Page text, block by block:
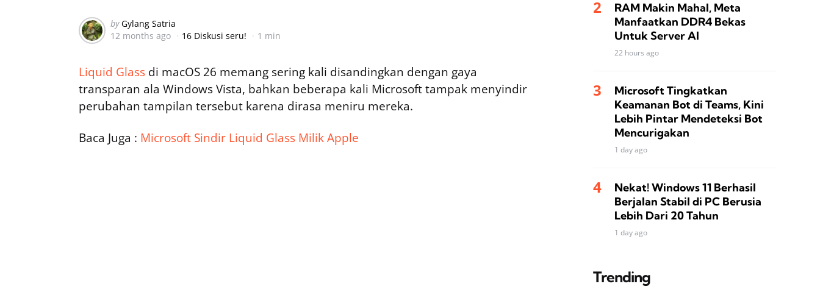
Posted
by
by Gylang Satria
12 months ago
16 Diskusi seru! 1 min
Liquid Glass di macOS 26 memang sering kali disandingkan dengan gaya
transparan ala Windows Vista, bahkan beberapa kali Microsoft tampak menyindir
perubahan tampilan tersebut karena dirasa meniru mereka.
Baca Juga : Microsoft Sindir Liquid Glass Milik Apple
RAM Makin Mahal, Meta
Manfaatkan DDR4 Bekas
Untuk Server AI
22 hours ago
Microsoft Tingkatkan
Keamanan Bot di Teams, Kini
Lebih Pintar Mendeteksi Bot
Mencurigakan
1 day ago
Nekat! Windows 11 Berhasil
Berjalan Stabil di PC Berusia
Lebih Dari 20 Tahun
1 day ago
Trending